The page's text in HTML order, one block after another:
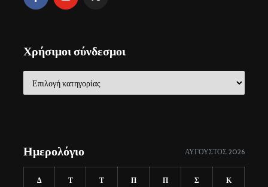
Χρήσιμοι σύνδεσμοι
σύνδεσμοι
Ημερολόγιο ΑΎΓΟΥΣΤΟΣ 2026
Δ Τ Τ Π Π Σ Κ